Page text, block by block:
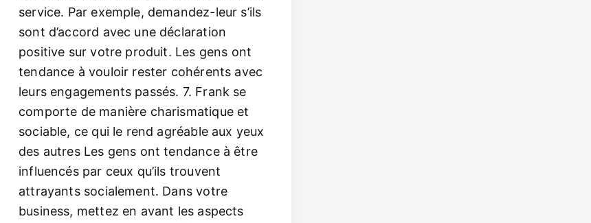
service. Par exemple, demandez-leur s’ils
sont d’accord avec une déclaration
positive sur votre produit. Les gens ont
tendance à vouloir rester cohérents avec
leurs engagements passés. 7. Frank se
comporte de manière charismatique et
sociable, ce qui le rend agréable aux yeux
des autres Les gens ont tendance à être
influencés par ceux qu’ils trouvent
attrayants socialement. Dans votre
business, mettez en avant les aspects